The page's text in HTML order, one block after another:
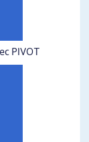
PIVOT